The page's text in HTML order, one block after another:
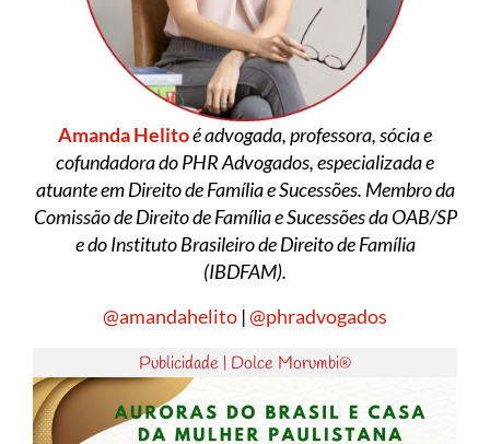
Amanda Helitoé advogada, professora, sócia e
cofundadora do PHR Advogados, especializada e
atuante em Direito de Família e Sucessões. Membro da
Comissão de Direito de Família e Sucessões da OAB/SP
e do Instituto Brasileiro de Direito de Família
(IBDFAM).
@amandahelito |@phradvogados
Publicidade | Dolce Morumbi®